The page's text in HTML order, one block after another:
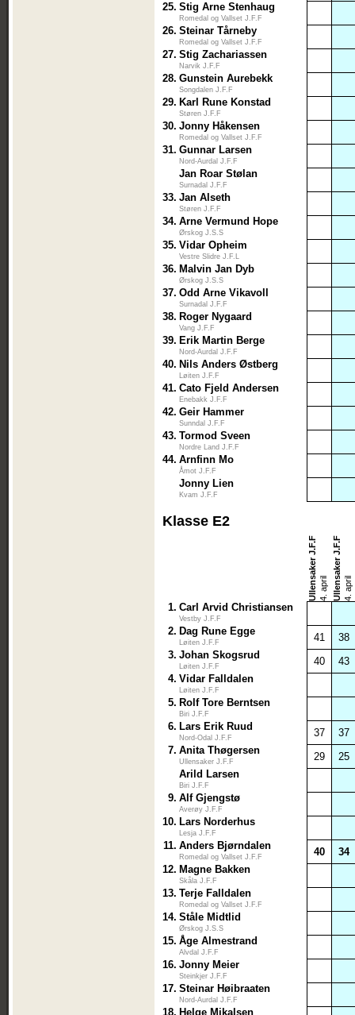
25. Stig Arne Stenhaug
Romedal og Vallset J.F.F
26. Steinar Tårneby
Romedal og Vallset J.F.F
27. Stig Zachariassen
Narvik J.F.F
28. Gunstein Aurebekk
Songdalen J.F.F
29. Karl Rune Konstad
Støren J.F.F
30. Jonny Håkensen
Romedal og Vallset J.F.F
31. Gunnar Larsen
Nord-Aurdal J.F.F
Jan Roar Stølan
Surnadal J.F.F
33. Jan Alseth
Støren J.F.F
34. Arne Vermund Hope
Ørskog J.S.S
35. Vidar Opheim
Vestre Slidre J.F.L
36. Malvin Jan Dyb
Ørskog J.S.S
37. Odd Arne Vikavoll
Surnadal J.F.F
38. Roger Nygaard
Vang J.F.F
39. Erik Martin Berge
Nord-Aurdal J.F.F
40. Nils Anders Østberg
Løiten J.F.F
41. Cato Fjeld Andersen
Enebakk J.F.F
42. Geir Hammer
Sunndal J.F.F
43. Tormod Sveen
Nordre Land J.F.F
44. Arnfinn Mo
Åmot J.F.F
Jonny Lien
Kvam J.F.F
Klasse E2
Ullensaker J.F.F 4. april Ullensaker J.F.F 4. april
1. Carl Arvid Christiansen
Vestby J.F.F
2. Dag Rune Egge
Løiten J.F.F 41
38
3. Johan Skogsrud
Løiten J.F.F 40
43
4. Vidar Falldalen
Løiten J.F.F
5. Rolf Tore Berntsen
Biri J.F.F
6. Lars Erik Ruud
Nord-Odal J.F.F 37
37
7. Anita Thøgersen
Ullensaker J.F.F 29
25
Arild Larsen
Biri J.F.F
9. Alf Gjengstø
Averøy J.F.F
10. Lars Norderhus
Lesja J.F.F
11. Anders Bjørndalen
Romedal og Vallset J.F.F 40
34
12. Magne Bakken
Skåla J.F.F
13. Terje Falldalen
Romedal og Vallset J.F.F
14. Ståle Midtlid
Ørskog J.S.S
15. Åge Almestrand
Alvdal J.F.F
16. Jonny Meier
Steinkjer J.F.F
17. Steinar Høibraaten
Nord-Aurdal J.F.F
18. Helge Mikalsen